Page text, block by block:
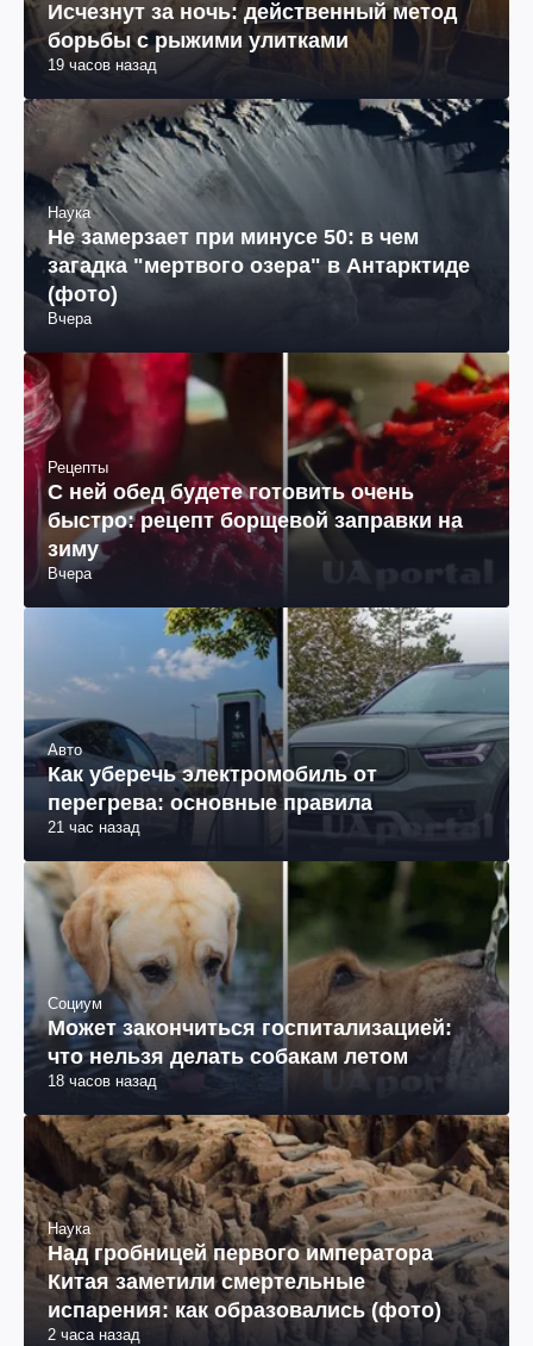
Исчезнут за ночь: действенный метод
борьбы с рыжими улитками
19 часов назад
Наука
Не замерзает при минусе 50: в чем
загадка "мертвого озера" в Антарктиде
(фото)
Вчера
Рецепты
С ней обед будете готовить очень
быстро: рецепт борщевой заправки на
зиму
Вчера
Авто
Как уберечь электромобиль от
перегрева: основные правила
21 час назад
Социум
Может закончиться госпитализацией:
что нельзя делать собакам летом
18 часов назад
Наука
Над гробницей первого императора
Китая заметили смертельные
испарения: как образовались (фото)
2 часа назад